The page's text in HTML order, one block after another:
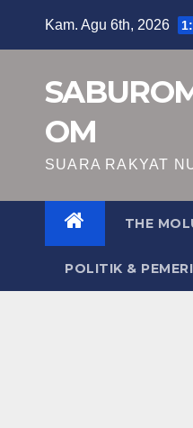
Kam. Agu 6th, 2026
OM
SUARA RAKYAT
THE
POLITIK &